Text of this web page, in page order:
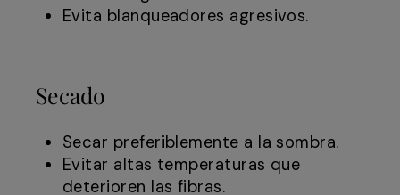
Evita blanqueadores agresivos.
Secado
Secar preferiblemente a la sombra.
Evitar altas temperaturas que
deterioren las fibras.